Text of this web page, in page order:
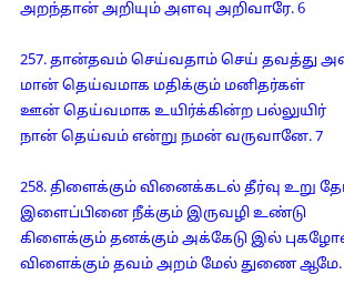
அறந்தான் அறியும் அளவு அறிவாரே. 6
257. தான்தவம் செய்வதாம் செய் தவத்து
மான் தெய்வமாக மதிக்கும் மனிதர்கள்
ஊன் தெய்வமாக உயிர்க்கின்ற பல்லுயிர்
நான் தெய்வம் என்று நமன் வருவானே. 7
258. திளைக்கும் வினைக்கடல் தீர்வு உறு
இளைப்பினை நீக்கும் இருவழி உண்டு
கிளைக்கும் தனக்கும் அக்கேடு இல்
விளைக்கும் தவம் அறம் மேல் துணை ஆமே.